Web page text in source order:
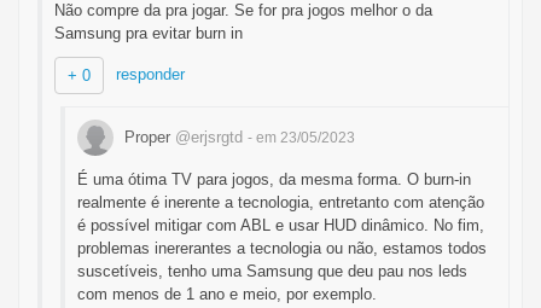
Não compre da pra jogar. Se for pra jogos melhor o da
Samsung pra evitar burn in
+ 0 responder
Proper @erjsrgtd - em 23/05/2023
É uma ótima TV para jogos, da mesma forma. O burn-in
realmente é inerente a tecnologia, entretanto com atenção
é possível mitigar com ABL e usar HUD dinâmico. No fim,
problemas inererantes a tecnologia ou não, estamos todos
suscetíveis, tenho uma Samsung que deu pau nos leds
com menos de 1 ano e meio, por exemplo.